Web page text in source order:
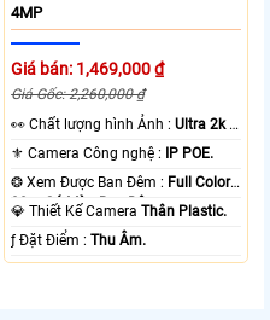
4MP
Giá bán: 1,469,000 ₫
Giá Gốc: 2,260,000 ₫
️👀 Chất lượng hình Ảnh :Ultra 2k +
⚜️ Camera Công nghệ :
IP POE.
❂ Xem Được Ban Đêm : Full Color
30m Có Màu Ban Ðêm.
💎 Thiết Kế CameraThân Plastic.
️ƒ Đặt Điểm :Thu Âm.